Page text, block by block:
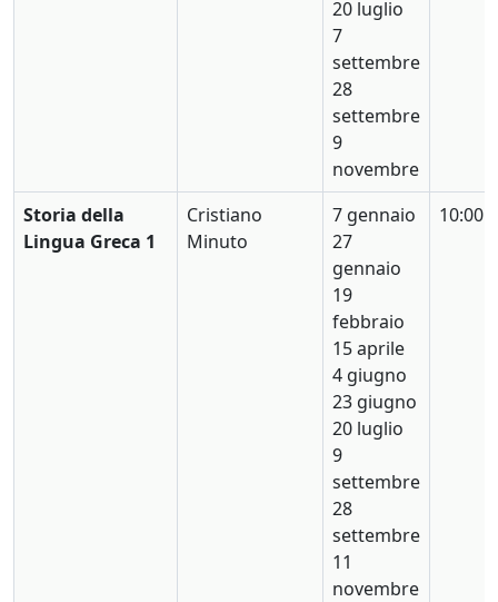
20 luglio
7
settembre
28
settembre
9
novembre
Storia della
Lingua Greca 1
Cristiano
Minuto
7 gennaio
27
gennaio
19
febbraio
15 aprile
4 giugno
23 giugno
20 luglio
9
settembre
28
settembre
11
novembre
10:00